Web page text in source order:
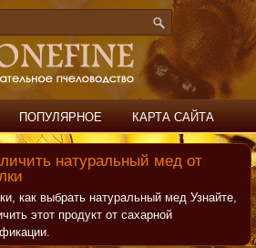
ПОПУЛЯРНОЕ КАРТА САЙТА
натуральный мед от
как выбрать натуральный мед Узнайте,
этот продукт от сахарной